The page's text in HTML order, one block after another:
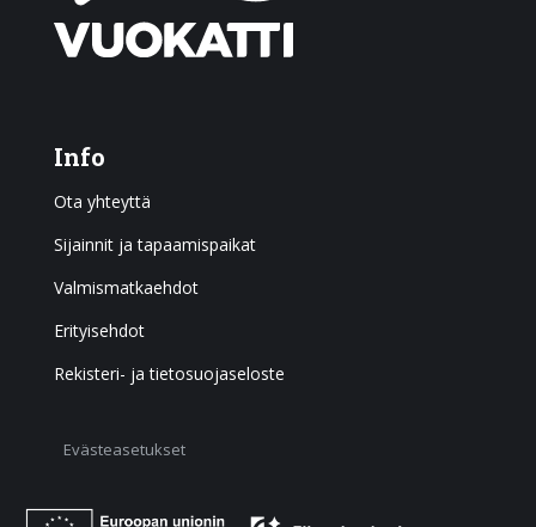
Info
Ota yhteyttä
Sijainnit ja tapaamispaikat
Valmismatkaehdot
Erityisehdot
Rekisteri- ja tietosuojaseloste
Evästeasetukset